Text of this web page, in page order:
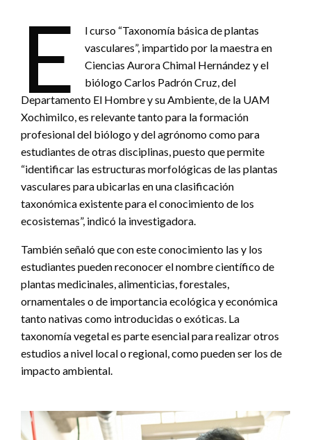
E
l curso “Taxonomía básica de plantas
vasculares”, impartido por la maestra en
Ciencias Aurora Chimal Hernández y el
biólogo Carlos Padrón Cruz, del
Departamento El Hombre y su Ambiente, de la UAM
Xochimilco, es relevante tanto para la formación
profesional del biólogo y del agrónomo como para
estudiantes de otras disciplinas, puesto que permite
“identificar las estructuras morfológicas de las plantas
vasculares para ubicarlas en una clasificación
taxonómica existente para el conocimiento de los
ecosistemas”, indicó la investigadora.
También señaló que con este conocimiento las y los
estudiantes pueden reconocer el nombre científico de
plantas medicinales, alimenticias, forestales,
ornamentales o de importancia ecológica y económica
tanto nativas como introducidas o exóticas. La
taxonomía vegetal es parte esencial para realizar otros
estudios a nivel local o regional, como pueden ser los de
impacto ambiental.